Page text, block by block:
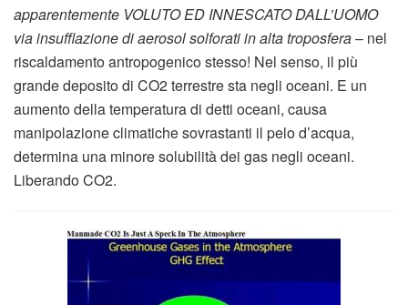
apparentemente VOLUTO ED INNESCATO DALL’UOMO
via insufflazione di aerosol solforati in alta troposfera– nel
riscaldamento antropogenico stesso! Nel senso, il più
grande deposito di CO2 terrestre sta negli oceani. E un
aumento della temperatura di detti oceani, causa
manipolazione climatiche sovrastanti il pelo d’acqua,
determina una minore solubilità dei gas negli oceani.
Liberando CO2.